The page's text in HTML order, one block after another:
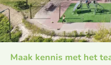
Maak kennis met het